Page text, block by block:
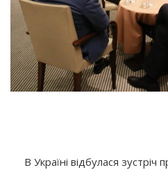
В Україні відбулася зустріч